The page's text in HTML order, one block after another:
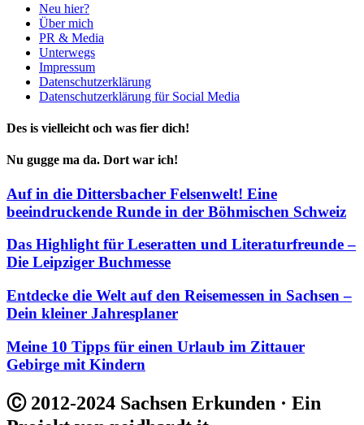
Neu hier?
Über mich
PR & Media
Unterwegs
Impressum
Datenschutzerklärung
Datenschutzerklärung für Social Media
Des is vielleicht och was fier dich!
Nu gugge ma da. Dort war ich!
Auf in die Dittersbacher Felsenwelt! Eine
beeindruckende Runde in der Böhmischen Schweiz
Das Highlight für Leseratten und Literaturfreunde –
Die Leipziger Buchmesse
Entdecke die Welt auf den Reisemessen in Sachsen –
Dein kleiner Jahresplaner
Meine 10 Tipps für einen Urlaub im Zittauer
Gebirge mit Kindern
Ⓒ 2012-2024 Sachsen Erkunden · Ein